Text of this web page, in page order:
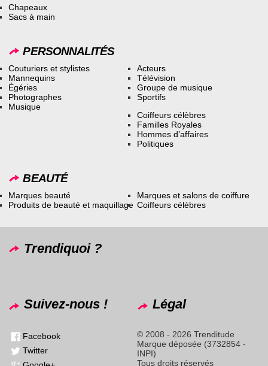
Chapeaux
Sacs à main
PERSONNALITÉS
Couturiers et stylistes
Mannequins
Égéries
Photographes
Musique
Acteurs
Télévision
Groupe de musique
Sportifs
Coiffeurs célèbres
Familles Royales
Hommes d’affaires
Politiques
BEAUTÉ
Marques beauté
Produits de beauté et maquillage
Marques et salons de coiffure
Coiffeurs célèbres
Trendiquoi ?
Suivez-nous !
Facebook
Twitter
Légal
© 2008 - 2026 Trenditude
Marque déposée (3732854 -
INPI)
Tous droits réservés